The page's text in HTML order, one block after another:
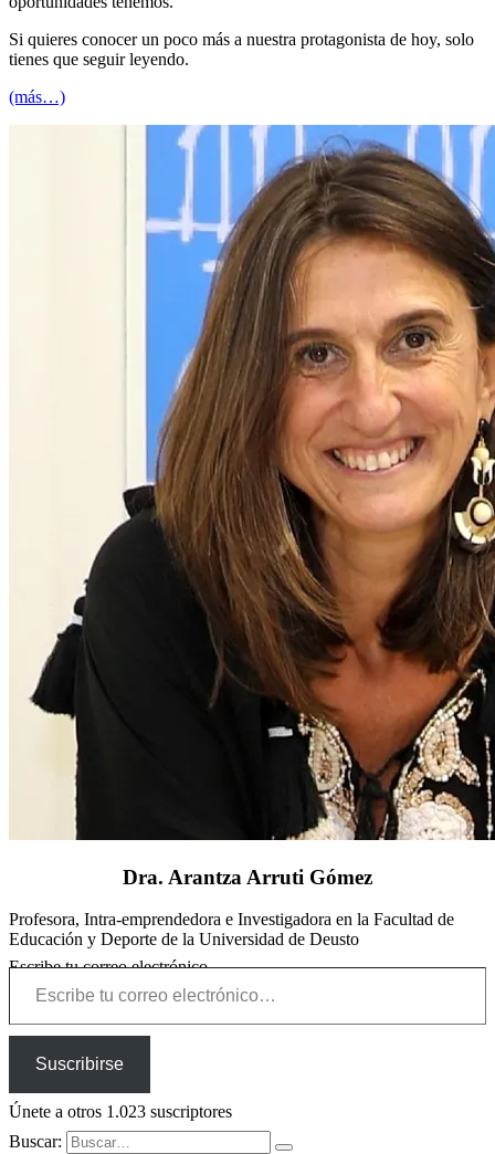
Si quieres conocer un poco más a nuestra protagonista de hoy, solo
tienes que seguir leyendo.
(más…)
Dra. Arantza Arruti Gómez
Profesora, Intra-emprendedora e Investigadora en la Facultad de
Educación y Deporte de la Universidad de Deusto
Escribe tu correo electrónico…
Suscribirse
Únete a otros 1.023 suscriptores
Buscar: